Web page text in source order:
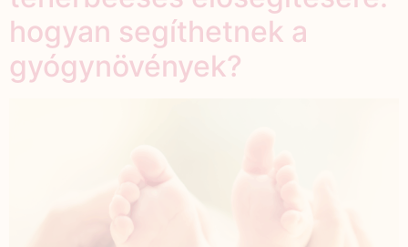
hogyan segíthetnek a
gyógynövények?